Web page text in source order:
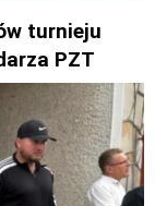
turnieju
PZT